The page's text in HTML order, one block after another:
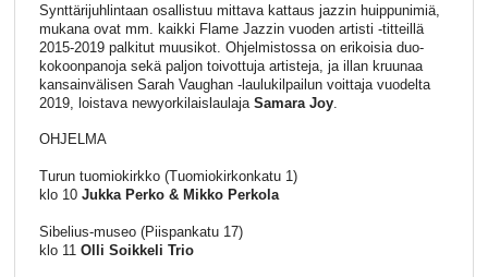
Synttärijuhlintaan osallistuu mittava kattaus jazzin huippunimiä,
mukana ovat mm. kaikki Flame Jazzin vuoden artisti -titteillä
2015-2019 palkitut muusikot. Ohjelmistossa on erikoisia duo-
kokoonpanoja sekä paljon toivottuja artisteja, ja illan kruunaa
kansainvälisen Sarah Vaughan -laulukilpailun voittaja vuodelta
2019, loistava newyorkilaislaulaja Samara Joy.
OHJELMA
Turun tuomiokirkko (Tuomiokirkonkatu 1)
klo 10Jukka Perko & Mikko Perkola
Sibelius-museo (Piispankatu 17)
klo 11 Olli Soikkeli Trio